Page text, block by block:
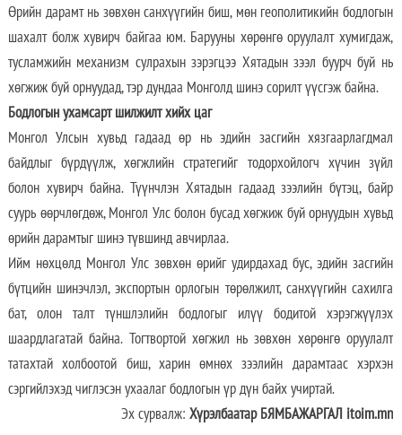
Өрийн дарамт нь зөвхөн санхүүгийн биш, мөн геополитикийн бодлогын
шахалт болж хувирч байгаа юм. Барууны хөрөнгө оруулалт хумигдаж,
тусламжийн механизм сулрахын зэрэгцээ Хятадын зээл буурч буй нь
хөгжиж буй орнуудад, тэр дундаа Монголд шинэ сорилт үүсгэж байна.
Бодлогын ухамсарт шилжилт хийх цаг
Монгол Улсын хувьд гадаад өр нь эдийн засгийн хязгаарлагдмал
байдлыг бүрдүүлж, хөгжлийн стратегийг тодорхойлогч хүчин зүйл
болон хувирч байна. Түүнчлэн Хятадын гадаад зээлийн бүтэц, байр
суурь өөрчлөгдөж, Монгол Улс болон бусад хөгжиж буй орнуудын хувьд
өрийн дарамтыг шинэ түвшинд авчирлаа.
Ийм нөхцөлд Монгол Улс зөвхөн өрийг удирдахад бус, эдийн засгийн
бүтцийн шинэчлэл, экспортын орлогын төрөлжилт, санхүүгийн сахилга
бат, олон талт түншлэлийн бодлогыг илүү бодитой хэрэгжүүлэх
шаардлагатай байна. Тогтвортой хөгжил нь зөвхөн хөрөнгө оруулалт
татахтай холбоотой биш, харин өмнөх зээлийн дарамтаас хэрхэн
сэргийлэхэд чиглэсэн ухаалаг бодлогын үр дүн байх учиртай.
Эх сурвалж: Хүрэлбаатар БЯМБАЖАРГАЛ itoim.mn